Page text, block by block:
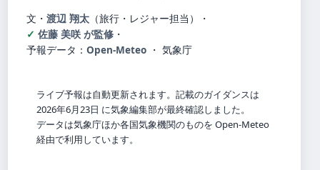
文・ 渡辺 翔太 （旅行・レジャー担当）
・
佐藤 美咲 が監修 ・
予報データ： Open-Meteo ・ 気象庁
ライブ予報は自動更新されます。記載のガイダンスは
2026年6月23日 に気象編集部が最終確認しました。
データは気象庁ほか各国気象機関のものを Open-Meteo
経由で利用しています。